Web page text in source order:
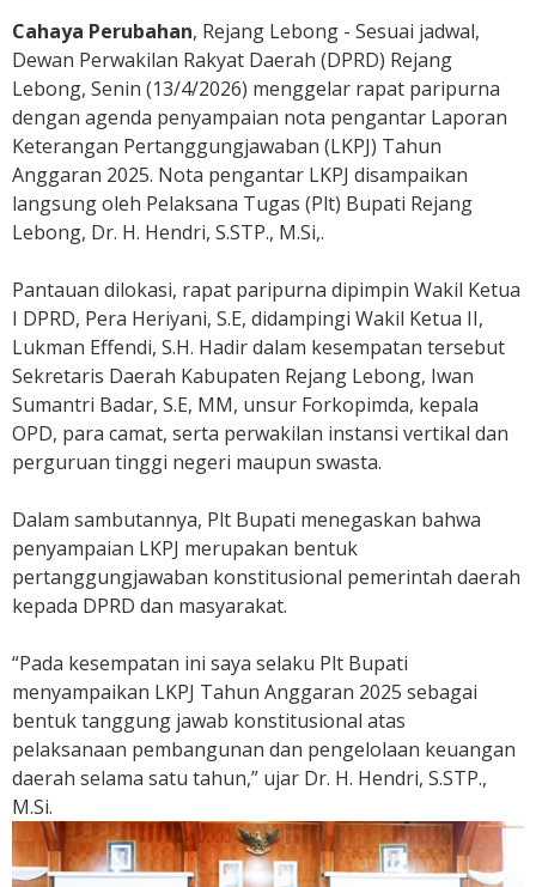
b
o
n
g
S
a
m
p
a
k
a
n
N
o
t
a
n
g
a
n
a
r
L
K
P
T
A
2
Cahaya Perubahan, Rejang Lebong - Sesuai jadwal,
Dewan Perwakilan Rakyat Daerah (DPRD) Rejang
Lebong, Senin (13/4/2026) menggelar rapat paripurna
dengan agenda penyampaian nota pengantar Laporan
Keterangan Pertanggungjawaban (LKPJ) Tahun
Anggaran 2025. Nota pengantar LKPJ disampaikan
langsung oleh Pelaksana Tugas (Plt) Bupati Rejang
Lebong, Dr. H. Hendri, S.STP., M.Si,.
Pantauan dilokasi, rapat paripurna dipimpin Wakil Ketua
I DPRD, Pera Heriyani, S.E, didampingi Wakil Ketua II,
Lukman Effendi, S.H. Hadir dalam kesempatan tersebut
Sekretaris Daerah Kabupaten Rejang Lebong, Iwan
Sumantri Badar, S.E, MM, unsur Forkopimda, kepala
OPD, para camat, serta perwakilan instansi vertikal dan
perguruan tinggi negeri maupun swasta.
Dalam sambutannya, Plt Bupati menegaskan bahwa
penyampaian LKPJ merupakan bentuk
pertanggungjawaban konstitusional pemerintah daerah
kepada DPRD dan masyarakat.
“Pada kesempatan ini saya selaku Plt Bupati
menyampaikan LKPJ Tahun Anggaran 2025 sebagai
bentuk tanggung jawab konstitusional atas
pelaksanaan pembangunan dan pengelolaan keuangan
daerah selama satu tahun,” ujar Dr. H. Hendri, S.STP.,
M.Si.